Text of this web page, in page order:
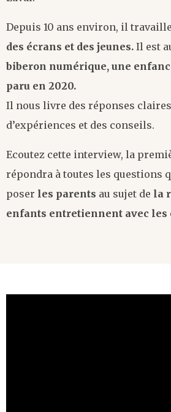
Depuis 10 ans environ, il travaille
des écrans et des jeunes. Il est
biberon numérique, une
paru en 2020.
Il nous livre des réponses
d’expériences et des conseils.
Ecoutez cette interview, la
répondra à toutes les questions
poser les parents au sujet de la
enfants entretiennent avec les